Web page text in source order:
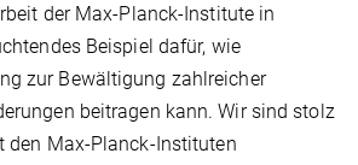
der Max-Planck-Institute in
Beispiel dafür, wie
zur Bewältigung zahlreicher
beitragen kann. Wir sind stolz
den Max-Planck-Instituten